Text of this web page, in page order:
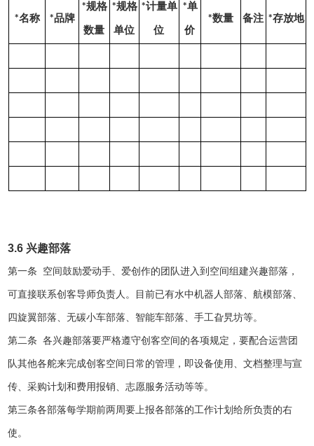
*名称 *品牌
*规格
数量
*规格
单位
*计量单
位
*单
价
*数量 备注 *存放地
3.6 兴趣部落
第一条 空间鼓励爱动手、爱创作的团队进入到空间组建兴趣部落，
可直接联系创客导师负责人。目前已有水中机器人部落、航模部落、
四旋翼部落、无碳小车部落、智能车部落、手工旮旯坊等。
第二条 各兴趣部落要严格遵守创客空间的各项规定，要配合运营团
队其他各舵来完成创客空间日常的管理，即设备使用、文档整理与宣
传、采购计划和费用报销、志愿服务活动等等。
第三条各部落每学期前两周要上报各部落的工作计划给所负责的右
使。